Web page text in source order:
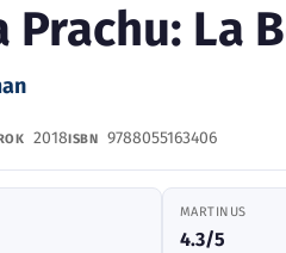
Prachu: La
2018ISBN 9788055163406
MARTINUS
4.3/5